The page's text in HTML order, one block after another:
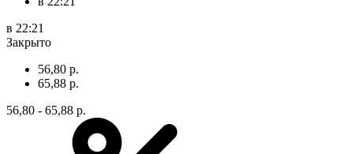
в 22:21
Закрыто
56,80 р.
65,88 р.
56,80 - 65,88 р.